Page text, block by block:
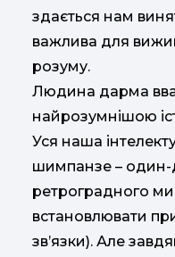
здається нам
важлива для
розуму.
Людина дарма
найрозумнішою
Уся наша
шимпанзе – один-
ретроградного
встановлювати
зв’язки). Але